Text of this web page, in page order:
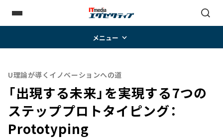
メニュー
U理論が導くイノベーションへの道
「出現する未来」を実現する7つの
ステップ――プロトタイピング：
Prototyping